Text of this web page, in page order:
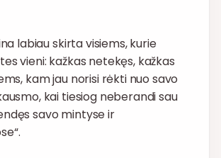
labiau skirta visiems, kurie
vieni: kažkas netekęs, kažkas
kam jau norisi rėkti nuo savo
kai tiesiog neberandi sau
savo mintyse ir